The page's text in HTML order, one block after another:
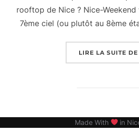
rooftop de Nice ? Nice-Weekend
7ème ciel (ou plutôt au 8ème
LIRE LA SUITE DE
Made With in